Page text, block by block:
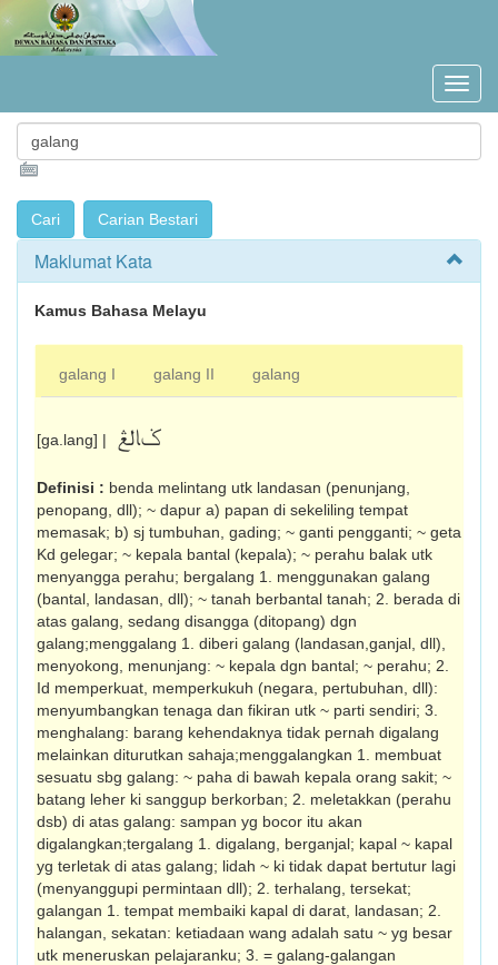
Maklumat Kata
Kamus Bahasa Melayu
galang I galang II galang
[ga.lang] | ݢالڠ
Definisi : benda melintang utk landasan (penunjang,
penopang, dll); ~ dapur a) papan di sekeliling tempat
memasak; b) sj tumbuhan, gading; ~ ganti pengganti; ~ geta
Kd gelegar; ~ kepala bantal (kepala); ~ perahu balak utk
menyangga perahu; bergalang 1. menggunakan galang
(bantal, landasan, dll); ~ tanah berbantal tanah; 2. berada di
atas galang, sedang disangga (ditopang) dgn
galang;menggalang 1. diberi galang (landasan,ganjal, dll),
menyokong, menunjang: ~ kepala dgn bantal; ~ perahu; 2.
Id memperkuat, memperkukuh (negara, pertubuhan, dll):
menyumbangkan tenaga dan fikiran utk ~ parti sendiri; 3.
menghalang: barang kehendaknya tidak pernah digalang
melainkan diturutkan sahaja;menggalangkan 1. membuat
sesuatu sbg galang: ~ paha di bawah kepala orang sakit; ~
batang leher ki sanggup berkorban; 2. meletakkan (perahu
dsb) di atas galang: sampan yg bocor itu akan
digalangkan;tergalang 1. digalang, berganjal; kapal ~ kapal
yg terletak di atas galang; lidah ~ ki tidak dapat bertutur lagi
(menyanggupi permintaan dll); 2. terhalang, tersekat;
galangan 1. tempat membaiki kapal di darat, landasan; 2.
halangan, sekatan: ketiadaan wang adalah satu ~ yg besar
utk meneruskan pelajaranku; 3. = galang-galangan